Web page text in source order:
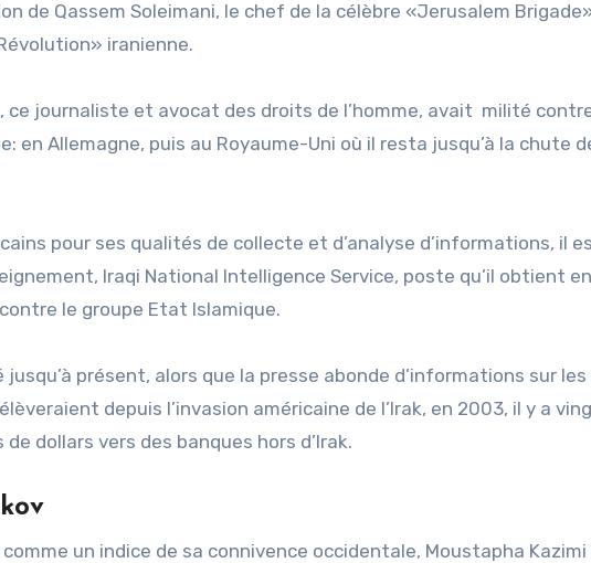
de Qassem Soleimani, le chef de la célèbre «Jerusalem
iranienne.
ce journaliste et avocat des droits de l’homme, avait milité
en Allemagne, puis au Royaume-Uni où il resta jusqu’à la chute
pour ses qualités de collecte et d’analyse d’informations, il
Iraqi National Intelligence Service, poste qu’il obtient en
le groupe Etat Islamique.
jusqu’à présent, alors que la presse abonde d’informations sur
depuis l’invasion américaine de l’Irak, en 2003, il y a
dollars vers des banques hors d’Irak.
un indice de sa connivence occidentale, Moustapha